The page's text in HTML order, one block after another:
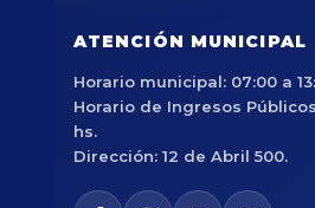
ATENCIÓN MUNICIPAL
Horario municipal: 07:00 a
Horario de Ingresos
hs.
Dirección: 12 de Abril 500.